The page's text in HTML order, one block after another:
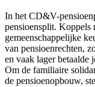
In het CD&V-
pensioensplit.
gemeenschappelijke
van pensioenrechten,
en vaak lager betaalde
Om de familiaire
de pensioenopbouw,